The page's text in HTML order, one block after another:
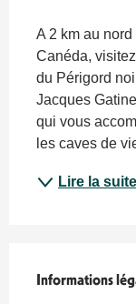
A 2 km au
Canéda,
du Périgord
Jacques
qui vous
les caves de
Lire la suite
Informations
Informations